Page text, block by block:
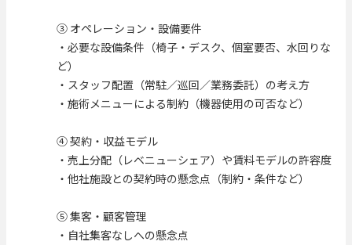
③ オペレーション・設備要件
・必要な設備条件（椅子・デスク、個室要否、水回りな
ど）
・スタッフ配置（常駐／巡回／業務委託）の考え方
・施術メニューによる制約（機器使用の可否など）
④ 契約・収益モデル
・売上分配（レベニューシェア）や賃料モデルの許容度
・他社施設との契約時の懸念点（制約・条件など）
⑤ 集客・顧客管理
・自社集客なしへの懸念点